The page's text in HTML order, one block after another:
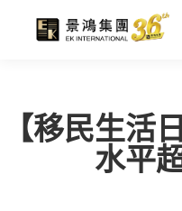
【移民生活
水平